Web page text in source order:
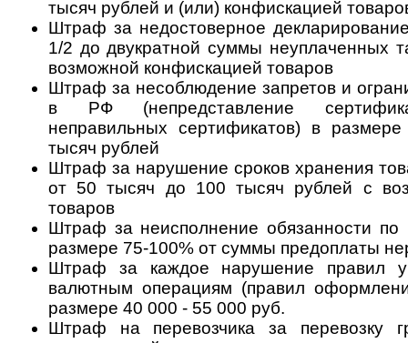
тысяч рублей и (или) конфискацией
Штраф за недостоверное
1/2 до двукратной суммы неуплаченных
возможной конфискацией товаров
Штраф за несоблюдение запретов и
в РФ (непредставление
неправильных сертификатов) в
тысяч рублей
Штраф за нарушение сроков хранения
от 50 тысяч до 100 тысяч рублей с
товаров
Штраф за неисполнение обязанности
размере 75-100% от суммы предоплаты
Штраф за каждое нарушение правил
валютным операциям (правил
размере 40 000 - 55 000 руб.
Штраф на перевозчика за перевозку